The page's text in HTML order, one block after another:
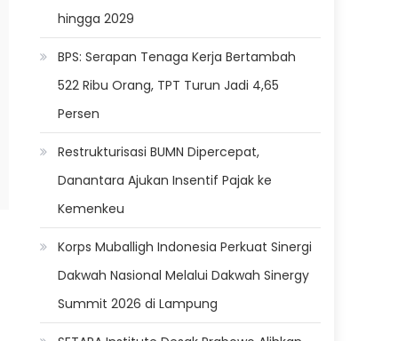
hingga 2029
BPS: Serapan Tenaga Kerja Bertambah
522 Ribu Orang, TPT Turun Jadi 4,65
Persen
Restrukturisasi BUMN Dipercepat,
Danantara Ajukan Insentif Pajak ke
Kemenkeu
Korps Muballigh Indonesia Perkuat Sinergi
Dakwah Nasional Melalui Dakwah Sinergy
Summit 2026 di Lampung